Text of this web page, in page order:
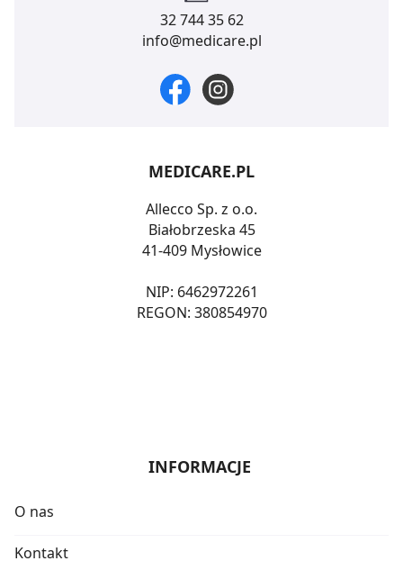
32 744 35 62
info@medicare.pl
MEDICARE.PL
Allecco Sp. z o.o.
Białobrzeska 45
41-409 Mysłowice
NIP: 6462972261
REGON: 380854970
INFORMACJE
O nas
Kontakt